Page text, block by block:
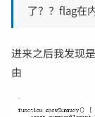
了？？flag
进来之后我发现
由